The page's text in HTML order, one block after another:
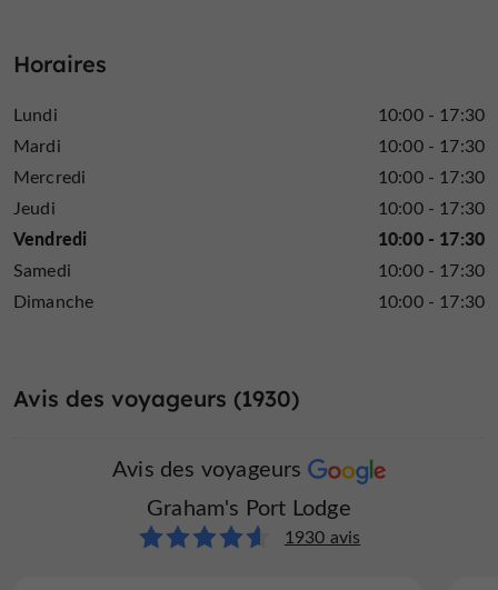
Horaires
Lundi
10:00 - 17:30
Mardi
10:00 - 17:30
Mercredi
10:00 - 17:30
Jeudi
10:00 - 17:30
Vendredi 10:00 - 17:30
Samedi
10:00 - 17:30
Dimanche
10:00 - 17:30
Avis des voyageurs (1930)
Avis des voyageurs
Graham's Port Lodge
1930 avis